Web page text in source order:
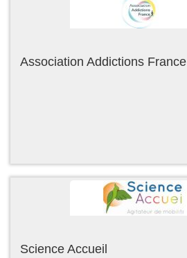
Association Addictions France
Science Accueil